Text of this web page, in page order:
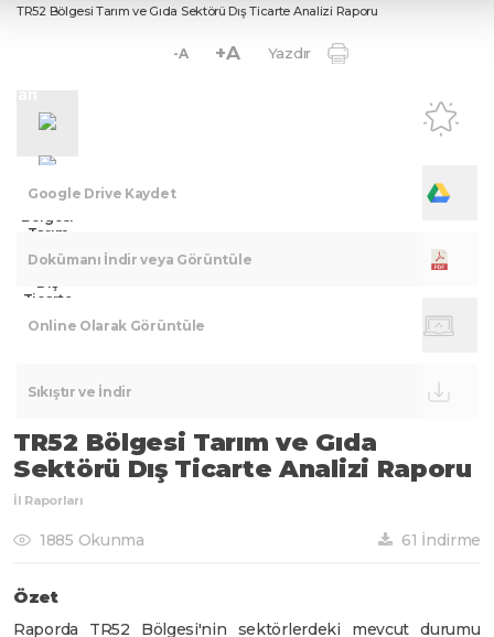
TR52 Bölgesi Tarım ve Gıda Sektörü Dış Ticarte Analizi Raporu
-A +A Yazdır
TR52
Bölgesi
Tarım
ve Gıda
Sektörü
Dış
Ticarte
Analizi
Raporu
Google Drive Kaydet
Dokümanı İndir veya Görüntüle
Online Olarak Görüntüle
Sıkıştır ve İndir
TR52 Bölgesi Tarım ve Gıda
Sektörü Dış Ticarte Analizi Raporu
İl Raporları
1885 Okunma 61 İndirme
Özet
Raporda TR52 Bölgesi'nin sektörlerdeki mevcut durumu